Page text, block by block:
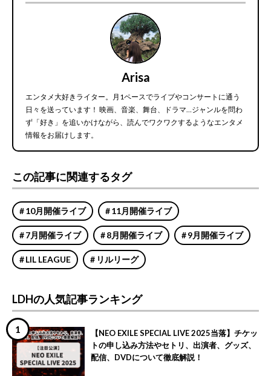
Arisa
エンタメ大好きライター。月1ペースでライブやコンサートに通う
日々を送っています！ 映画、音楽、舞台、ドラマ…ジャンルを問わ
ず「好き」を追いかけながら、読んでワクワクするようなエンタメ
情報をお届けします。
この記事に関連するタグ
10月開催ライブ 11月開催ライブ
7月開催ライブ 8月開催ライブ 9月開催ライブ
LIL LEAGUE リルリーグ
LDHの人気記事ランキング
【NEO EXILE SPECIAL LIVE 2025当落】チケッ
トの申し込み方法やセトリ、出演者、グッズ、
配信、DVDについて徹底解説！